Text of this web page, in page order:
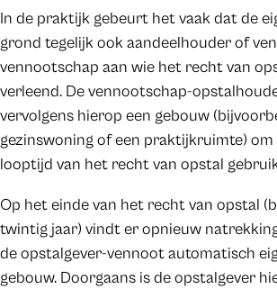
In de praktijk gebeurt het vaak dat de
grond tegelijk ook aandeelhouder of
vennootschap aan wie het recht van
verleend. De vennootschap-
vervolgens hierop een gebouw
gezinswoning of een praktijkruimte)
looptijd van het recht van opstal
Op het einde van het recht van opstal
twintig jaar) vindt er opnieuw
de opstalgever-vennoot automatisch
gebouw. Doorgaans is de opstalgever